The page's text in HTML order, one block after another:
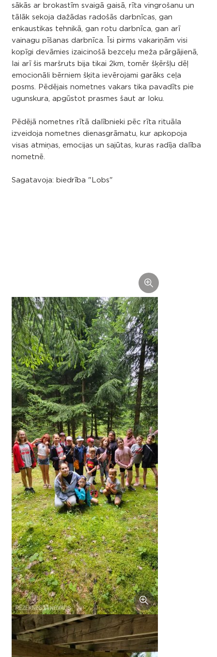
sākās ar brokastīm svaigā gaisā, rīta vingrošanu un
tālāk sekoja dažādas radošās darbnīcas, gan
enkaustikas tehnikā, gan rotu darbnīca, gan arī
vainagu pīšanas darbnīca. Īsi pirms vakariņām visi
kopīgi devāmies izaicinošā bezceļu meža pārgājienā,
lai arī šis maršruts bija tikai 2km, tomēr šķēršļu dēļ
emocionāli bērniem šķita ievērojami garāks ceļa
posms. Pēdējais nometnes vakars tika pavadīts pie
ugunskura, apgūstot prasmes šaut ar loku.
Pēdējā nometnes rītā dalībnieki pēc rīta rituāla
izveidoja nometnes dienasgrāmatu, kur apkopoja
visas atmiņas, emocijas un sajūtas, kuras radīja dalība
nometnē.
Sagatavoja: biedrība "Lobs"